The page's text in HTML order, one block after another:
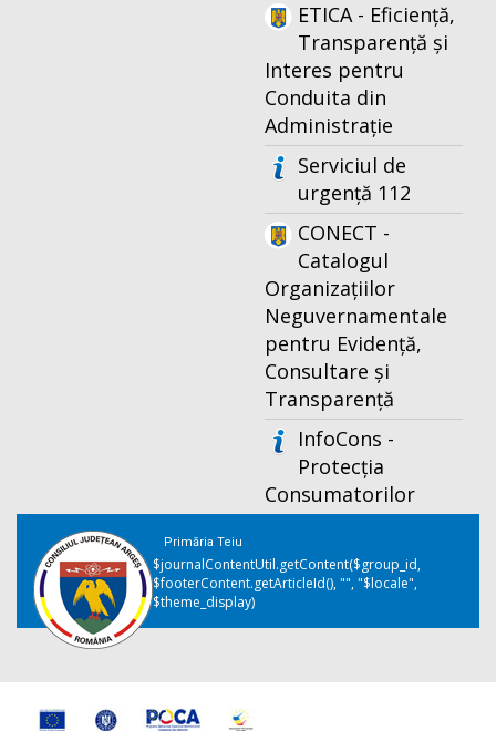
ETICA - Eficiență,
Transparență și
Interes pentru
Conduita din
Administrație
Serviciul de
urgență 112
CONECT -
Catalogul
Organizațiilor
Neguvernamentale
pentru Evidență,
Consultare și
Transparență
InfoCons -
Protecția
Consumatorilor
Primăria Teiu
$journalContentUtil.getContent($group_id,
$footerContent.getArticleId(), "", "$locale",
$theme_display)